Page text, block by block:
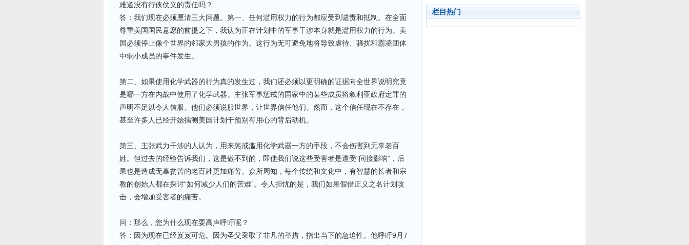
难道没有行侠仗义的责任吗？
答：我们现在必须厘清三大问题。第一、任何滥用权力的行为都应受到谴责和抵制。在全面
尊重美国国民意愿的前提之下，我认为正在计划中的军事干涉本身就是滥用权力的行为。美
国必须停止像个世界的邻家大男孩的作为。这行为无可避免地将导致虐待、骚扰和霸凌团体
中弱小成员的事件发生。
第二、如果使用化学武器的行为真的发生过，我们还必须以更明确的证据向全世界说明究竟
是哪一方在内战中使用了化学武器。主张军事惩戒的国家中的某些成员将叙利亚政府定罪的
声明不足以令人信服。他们必须说服世界，让世界信任他们。然而，这个信任现在不存在，
甚至许多人已经开始揣测美国计划干预别有用心的背后动机。
第三、主张武力干涉的人认为，用来惩戒滥用化学武器一方的手段，不会伤害到无辜老百
姓。但过去的经验告诉我们，这是做不到的，即使我们说这些受害者是遭受“间接影响”，后
果也是造成无辜贫苦的老百姓更加痛苦。众所周知，每个传统和文化中，有智慧的长者和宗
教的创始人都在探讨“如何减少人们的苦难”。令人担忧的是，我们如果假借正义之名计划攻
击，会增加受害者的痛苦。
问：那么，您为什么现在要高声呼吁呢？
答：因为现在已经岌岌可危。因为圣父采取了非凡的举措，指出当下的急迫性。他呼吁9月7
栏目热门